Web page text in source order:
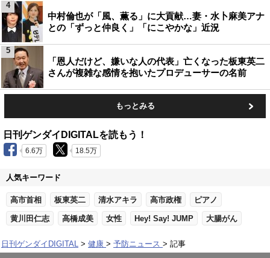
中村倫也が「風、薫る」に大貢献…妻・水卜麻美アナ
との「ずっと仲良く」「にこやかな」近況
4
「恩人だけど、嫌いな人の代表」亡くなった板東英二
さんが複雑な感情を抱いたプロデューサーの名前
5
もっとみる
日刊ゲンダイDIGITALを読もう！
6.6万 18.5万
人気キーワード
高市首相 板東英二 清水アキラ 高市政権 ピアノ
黄川田仁志 高橋成美 女性 Hey! Say! JUMP 大腸がん
日刊ゲンダイDIGITAL 健康 予防ニュース 記事